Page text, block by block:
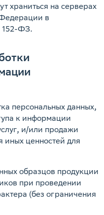
храниться на серверах
в
152-ФЗ.
персональных данных,
к информации
и/или продажи
иных ценностей для
образцов продукции
при проведении
(без ограничения